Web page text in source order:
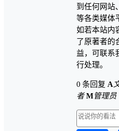
到任何网站
等各类媒体
如若本站内
了原著者的
益，可联系
行处理。
0 条回复 A
者 M管理员